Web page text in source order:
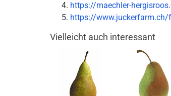
https://maechler-
https://www.juckerfarm.ch/
Vielleicht auch interessant